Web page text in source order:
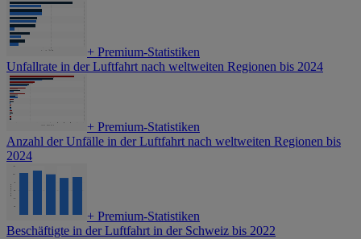
+ Premium-Statistiken
Unfallrate in der Luftfahrt nach weltweiten Regionen bis 2024
+ Premium-Statistiken
Anzahl der Unfälle in der Luftfahrt nach weltweiten Regionen bis
2024
+ Premium-Statistiken
Beschäftigte in der Luftfahrt in der Schweiz bis 2022